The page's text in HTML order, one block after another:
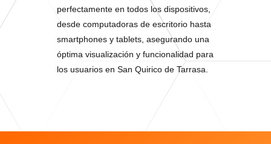
perfectamente en todos los dispositivos,
desde computadoras de escritorio hasta
smartphones y tablets, asegurando una
óptima visualización y funcionalidad para
los usuarios en San Quirico de Tarrasa.